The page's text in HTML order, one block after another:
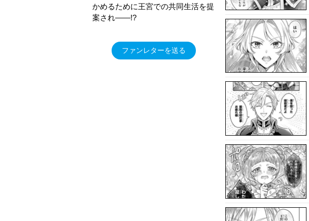
かめるために王宮での共同生活を提
案され――!?
ファンレターを送る